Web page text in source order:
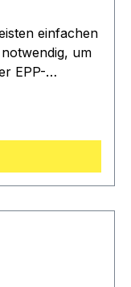
einfachen
um
EPP-
auch der